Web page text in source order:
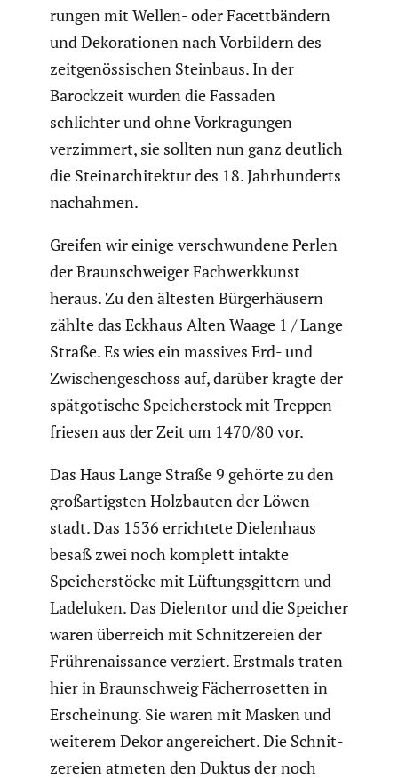
rungen mit Wellen- oder Facett­bän­dern
und Dekora­tionen nach Vorbil­dern des
zeitge­nös­si­schen Steinbaus. In der
Barock­zeit wurden die Fassaden
schlichter und ohne Vorkra­gungen
verzim­mert, sie sollten nun ganz deutlich
die Stein­ar­chi­tektur des 18. Jahrhun­derts
nachahmen.
Greifen wir einige verschwun­dene Perlen
der Braun­schweiger Fachwerk­kunst
heraus. Zu den ältesten Bürger­häu­sern
zählte das Eckhaus Alten Waage 1 / Lange
Straße. Es wies ein massives Erd- und
Zwischen­ge­schoss auf, darüber kragte der
spätgo­ti­sche Speicher­stock mit Treppen­
friesen aus der Zeit um 1470/80 vor.
Das Haus Lange Straße 9 gehörte zu den
großar­tigsten Holzbauten der Löwen­
stadt. Das 1536 errich­tete Dielen­haus
besaß zwei noch komplett intakte
Speicher­stöcke mit Lüftungs­git­tern und
Ladeluken. Das Dielentor und die Speicher
waren überreich mit Schnit­ze­reien der
Frühre­nais­sance verziert. Erstmals traten
hier in Braun­schweig Fächer­ro­setten in
Erschei­nung. Sie waren mit Masken und
weiterem Dekor angerei­chert. Die Schnit­
ze­reien atmeten den Duktus der noch